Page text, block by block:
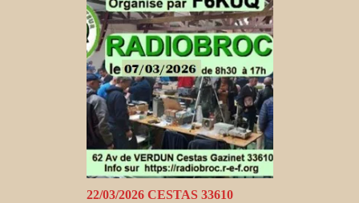
22/03/2026 CESTAS 33610